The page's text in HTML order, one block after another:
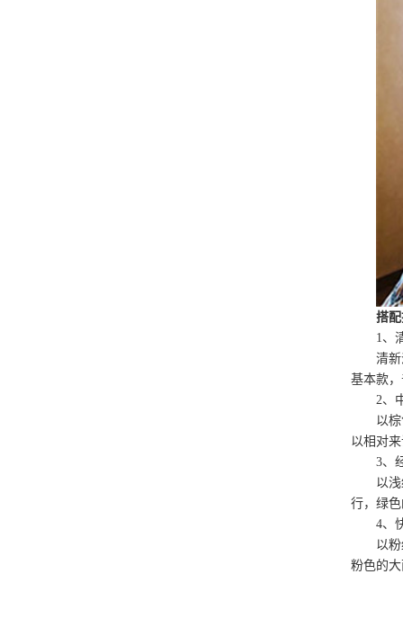
搭
1、
清
基本款
2、
以
以相对
3、
以
行，绿
4、
以
粉色的